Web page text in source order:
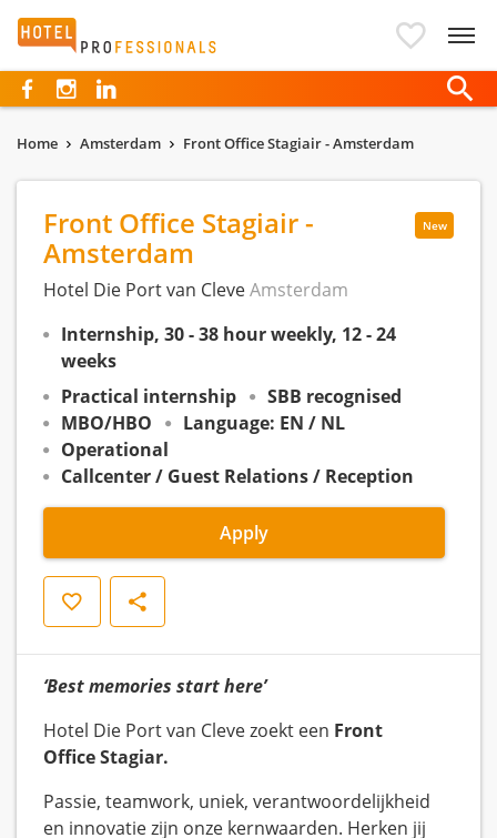
Hotelprofessionals
Home Amsterdam Front Office Stagiair - Amsterdam
New
Front Office Stagiair -
Amsterdam
Hotel Die Port van CleveAmsterdam
Internship, 30 - 38 hour weekly, 12 - 24
weeks
Practical internship
SBB recognised
MBO/HBO
Language: EN / NL
Operational
Callcenter / Guest Relations / Reception
Apply
Save Share
‘Best memories start here’
​Hotel Die Port van Cleve zoekt een Front
Office Stagiar.
Passie, teamwork, uniek, verantwoordelijkheid
en innovatie zijn onze kernwaarden. Herken jij